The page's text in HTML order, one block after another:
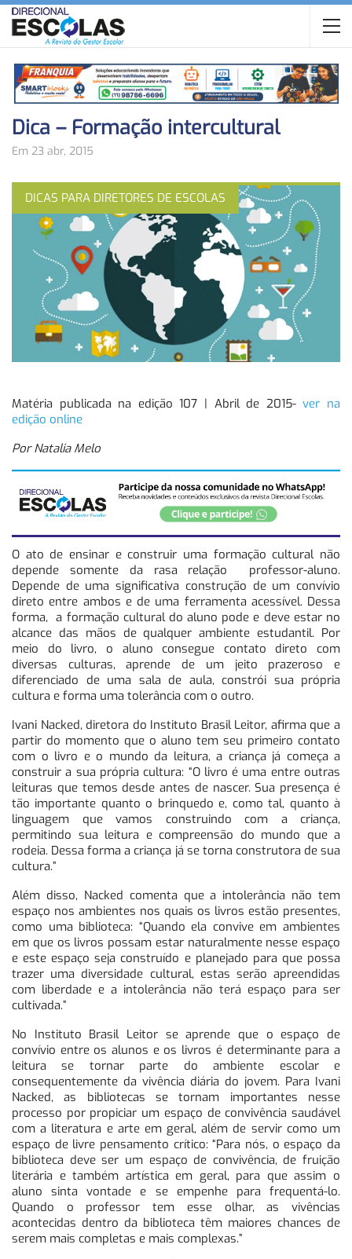
Dica – Formação intercultural
Em 23 abr, 2015
DICAS PARA DIRETORES DE ESCOLAS
Matéria publicada na edição 107 | Abril de 2015-ver na
edição online
Por Natalia Melo
O ato de ensinar e construir uma formação cultural não
depende somente da rasa relação professor-aluno.
Depende de uma significativa construção de um convívio
direto entre ambos e de uma ferramenta acessível. Dessa
forma, a formação cultural do aluno pode e deve estar no
alcance das mãos de qualquer ambiente estudantil. Por
meio do livro, o aluno consegue contato direto com
diversas culturas, aprende de um jeito prazeroso e
diferenciado de uma sala de aula, constrói sua própria
cultura e forma uma tolerância com o outro.
Ivani Nacked, diretora do Instituto Brasil Leitor, afirma que a
partir do momento que o aluno tem seu primeiro contato
com o livro e o mundo da leitura, a criança já começa a
construir a sua própria cultura: “O livro é uma entre outras
leituras que temos desde antes de nascer. Sua presença é
tão importante quanto o brinquedo e, como tal, quanto à
linguagem que vamos construindo com a criança,
permitindo sua leitura e compreensão do mundo que a
rodeia. Dessa forma a criança já se torna construtora de sua
cultura.”
Além disso, Nacked comenta que a intolerância não tem
espaço nos ambientes nos quais os livros estão presentes,
como uma biblioteca: “Quando ela convive em ambientes
em que os livros possam estar naturalmente nesse espaço
e este espaço seja construído e planejado para que possa
trazer uma diversidade cultural, estas serão apreendidas
com liberdade e a intolerância não terá espaço para ser
cultivada.”
No Instituto Brasil Leitor se aprende que o espaço de
convívio entre os alunos e os livros é determinante para a
leitura se tornar parte do ambiente escolar e
consequentemente da vivência diária do jovem. Para Ivani
Nacked, as bibliotecas se tornam importantes nesse
processo por propiciar um espaço de convivência saudável
com a literatura e arte em geral, além de servir como um
espaço de livre pensamento crítico: “Para nós, o espaço da
biblioteca deve ser um espaço de convivência, de fruição
literária e também artística em geral, para que assim o
aluno sinta vontade e se empenhe para frequentá-lo.
Quando o professor tem esse olhar, as vivências
acontecidas dentro da biblioteca têm maiores chances de
serem mais completas e mais complexas.”